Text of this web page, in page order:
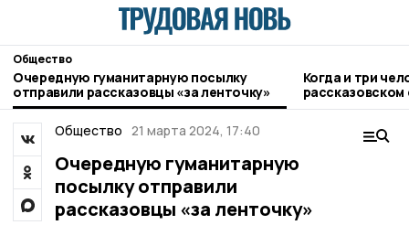
Общество
Очередную гуманитарную посылку
отправили рассказовцы «за ленточку»
Когда и три
Общество 21 марта 2024, 17:40
Очередную гуманитарную
посылку отправили
рассказовцы «за ленточку»